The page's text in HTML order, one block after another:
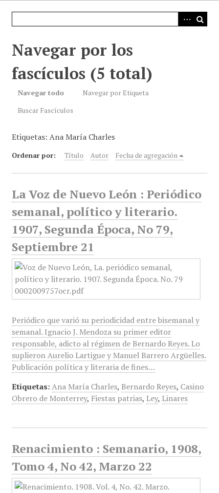
Navegar por los
fascículos (5 total)
Navegar todo
Navegar por Etiqueta
Buscar Fascículos
Etiquetas: Ana María Charles
Ordenar por: Título Autor Fecha de agregación
La Voz de Nuevo León : Periódico
semanal, político y literario.
1907, Segunda Época, No 79,
Septiembre 21
Periódico que varió su periodicidad entre bisemanal y
semanal. Ignacio J. Mendoza su primer editor
responsable, adicto al régimen de Bernardo Reyes. Lo
suplieron Aurelio Lartigue y Manuel Barrero Argüelles.
Publicación política y literaria de fines…
Etiquetas: Ana María Charles, Bernardo Reyes, Casino
Obrero de Monterrey, Fiestas patrias, Ley, Linares
Renacimiento : Semanario, 1908,
Tomo 4, No 42, Marzo 22